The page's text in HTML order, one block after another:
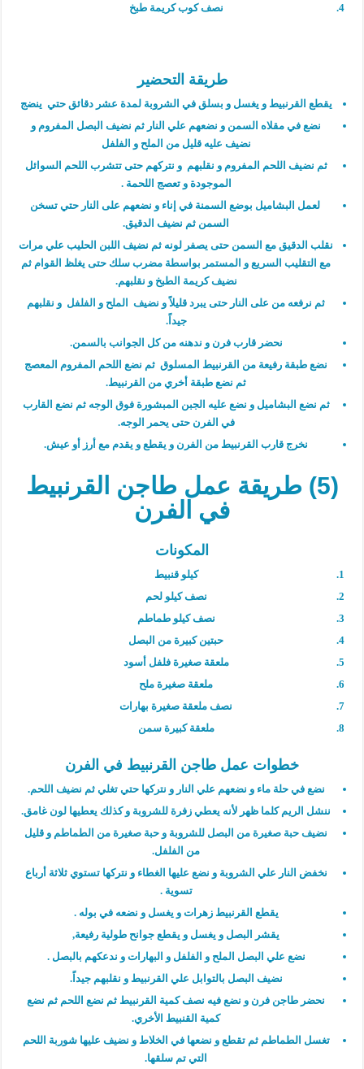
نصف كوب كريمة طبخ
طريقة التحضير
يقطع القرنبيط و يغسل و بسلق في الشروبة لمدة عشر دقائق حتي ينضج
نضع في مقلاه السمن و نضعهم علي النار ثم نضيف البصل المفروم و
نضيف عليه قليل من الملح و الفلفل
ثم نضيف اللحم المفروم و نقلبهم و نتركهم حتى تتشرب اللحم السوائل
الموجودة و تعصج اللحمة .
لعمل البشاميل بوضع السمنة في إناء و نضعهم على النار حتي تسخن
السمن ثم نضيف الدقيق.
نقلب الدقيق مع السمن حتى يصفر لونه ثم نضيف اللبن الحليب علي مرات
مع التقليب السريع و المستمر بواسطة مضرب سلك حتى يغلظ القوام ثم
نضيف كريمة الطبخ و نقلبهم.
ثم نرفعه من على النار حتى يبرد قليلاً و نضيف الملح و الفلفل و نقلبهم
جيداً.
نحضر قارب فرن و ندهنه من كل الجوانب بالسمن.
نضع طبقة رفيعة من القرنبيط المسلوق ثم نضع اللحم المفروم المعصج
ثم نضع طبقة أخري من القرنبيط.
ثم نضع البشاميل و نضع عليه الجبن المبشورة فوق الوجه ثم نضع القارب
في الفرن حتى يحمر الوجه.
نخرج قارب القرنبيط من الفرن و يقطع و يقدم مع أرز أو عيش.
(5) طريقة عمل طاجن القرنبيط
في الفرن
المكونات
كيلو قنبيط
نصف كيلو لحم
نصف كيلو طماطم
حبتين كبيرة من البصل
ملعقة صغيرة فلفل أسود
ملعقة صغيرة ملح
نصف ملعقة صغيرة بهارات
ملعقة كبيرة سمن
خطوات عمل طاجن القرنبيط في الفرن
نضع في حلة ماء و نضعهم علي النار و نتركها حتي تغلي ثم نضيف اللحم.
ننشل الريم كلما ظهر لأنه يعطي زفرة للشروبة و كذلك يعطيها لون غامق.
نضيف حبة صغيرة من البصل للشروبة و حبة صغيرة من الطماطم و قليل
من الفلفل.
نخفض النار علي الشروبة و نضع عليها الغطاء و نتركها تستوي ثلاثة أرباع
تسوية .
يقطع القرنبيط زهرات و يغسل و نضعه في بوله .
يقشر البصل و يغسل و يقطع جوانح طولية رفيعة,
نضع علي البصل الملح و الفلفل و البهارات و ندعكهم بالبصل .
نضيف البصل بالتوابل علي القرنبيط و نقلبهم جيداً.
نحضر طاجن فرن و نضع فيه نصف كمية القرنبيط ثم نضع اللحم ثم نضع
كمية القنبيط الأخري.
تغسل الطماطم ثم تقطع و نضعها في الخلاط و نضيف عليها شوربة اللحم
التي تم سلقها.